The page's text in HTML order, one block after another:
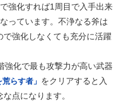
強化すれば1周目で入手出来
っています。不浄なる斧は
強化しなくても充分に活躍
強化で最も攻撃力が高い武器
らす者」 をクリアすると入
点になります。